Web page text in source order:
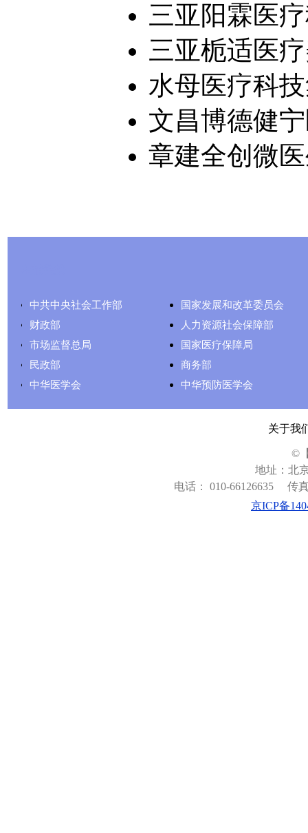
三亚阳霖医
三亚栀适医
水母医疗科
文昌博德健
章建全创微
中共中央社会工作部
国家发展和改革委员会
财政部
人力资源社会保障部
市场监督总局
国家医疗保障局
民政部
商务部
中华医学会
中华预防医学会
关于我
©
地址：北
电话： 010-66126635
传
京ICP备